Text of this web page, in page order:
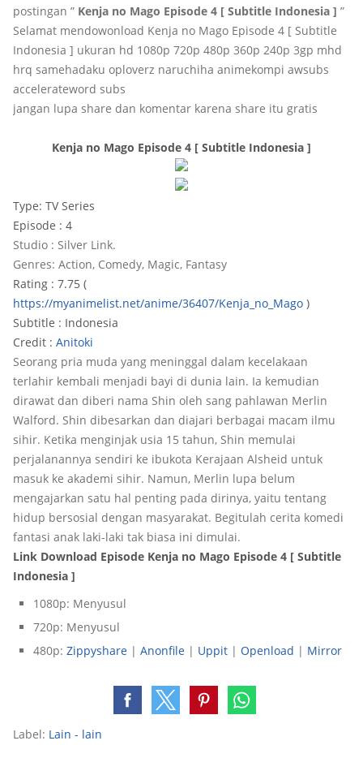
postingan ” Kenja no Mago Episode 4 [ Subtitle Indonesia ] ”
Selamat mendowonload Kenja no Mago Episode 4 [ Subtitle
Indonesia ] ukuran hd 1080p 720p 480p 360p 240p 3gp mhd
hrq samehadaku oploverz naruchiha animekompi awsubs
accelerateword subs
jangan lupa share dan komentar karena share itu gratis
Kenja no Mago Episode 4 [ Subtitle Indonesia ]
Type: TV Series
Episode : 4
Studio : Silver Link.
Genres: Action, Comedy, Magic, Fantasy
Rating : 7.75 (
https://myanimelist.net/anime/36407/Kenja_no_Mago )
Subtitle : Indonesia
Credit : Anitoki
Seorang pria muda yang meninggal dalam kecelakaan
terlahir kembali menjadi bayi di dunia lain. Ia kemudian
dirawat dan diberi nama Shin oleh sang pahlawan Merlin
Walford. Shin dibesarkan dan diajari berbagai macam ilmu
sihir. Ketika menginjak usia 15 tahun, Shin memulai
perjalanannya sendiri ke ibukota Kerajaan Alsheid untuk
masuk ke akademi sihir. Namun, Merlin lupa belum
mengajarkan satu hal penting pada dirinya, yaitu tentang
hidup bersosial dengan masyarakat. Begitulah cerita komedi
fantasi anak laki-laki tak biasa ini dimulai.
Link Download Episode Kenja no Mago Episode 4 [ Subtitle
Indonesia ]
1080p: Menyusul
720p: Menyusul
480p: Zippyshare | Anonfile | Uppit | Openload | Mirror
Label: Lain - lain